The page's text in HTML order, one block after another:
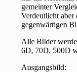
gemeinter
Verdeutlicht aber
gegenwärtigen
Alle Bilder
6D, 70D, 500D
Ausgangsbild: